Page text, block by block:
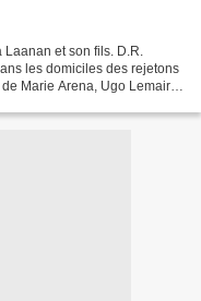
et son fils. D.R.
les domiciles des rejetons
Marie Arena, Ugo Lemaire,